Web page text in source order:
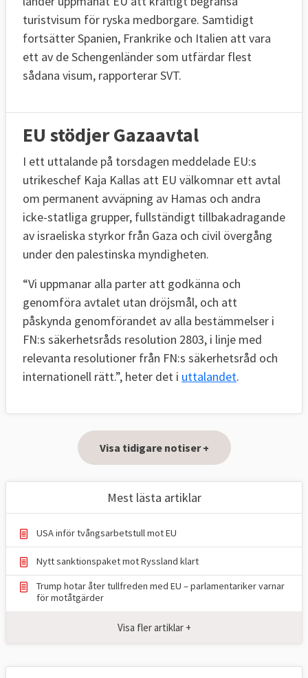
turistvisum för ryska medborgare. Samtidigt
fortsätter Spanien, Frankrike och Italien att vara
ett av de Schengenländer som utfärdar flest
sådana visum, rapporterar SVT.
EU stödjer Gazaavtal
I ett uttalande på torsdagen meddelade EU:s
utrikeschef Kaja Kallas att EU välkomnar ett avtal
om permanent avväpning av Hamas och andra
icke-statliga grupper, fullständigt tillbakadragande
av israeliska styrkor från Gaza och civil övergång
under den palestinska myndigheten.
“Vi uppmanar alla parter att godkänna och
genomföra avtalet utan dröjsmål, och att
påskynda genomförandet av alla bestämmelser i
FN:s säkerhetsråds resolution 2803, i linje med
relevanta resolutioner från FN:s säkerhetsråd och
internationell rätt.”, heter det i uttalandet.
Visa tidigare notiser +
Mest lästa artiklar
USA inför tvångsarbetstull mot EU
Nytt sanktionspaket mot Ryssland klart
Trump hotar åter tullfreden med EU – parlamentariker ⁠varnar
för motåtgärder
Visa fler artiklar +